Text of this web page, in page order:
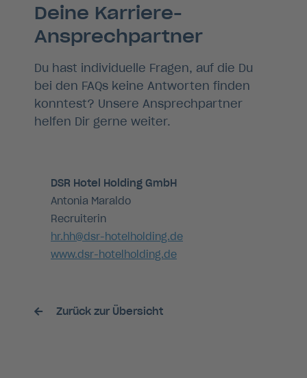
Deine Karriere-
Ansprechpartner
Du hast individuelle Fragen, auf die Du
bei den FAQs keine Antworten finden
konntest? Unsere Ansprechpartner
helfen Dir gerne weiter.
DSR Hotel Holding GmbH
Antonia Maraldo
Recruiterin
hr.hh@dsr-hotelholding.de
www.dsr-hotelholding.de
Zurück zur Übersicht